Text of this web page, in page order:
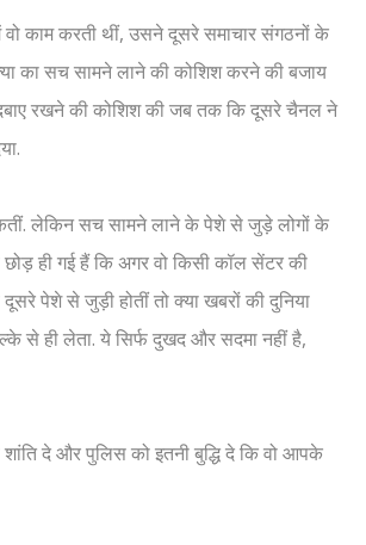
काम करती थीं, उसने दूसरे समाचार संगठनों के
का सच सामने लाने की कोशिश करने की बजाय
रखने की कोशिश की जब तक कि दूसरे चैनल ने
लेकिन सच सामने लाने के पेशे से जुड़े लोगों के
ही गई हैं कि अगर वो किसी कॉल सेंटर की
दूसरे पेशे से जुड़ी होतीं तो क्या खबरों की दुनिया
से ही लेता. ये सिर्फ दुखद और सदमा नहीं है,
दे और पुलिस को इतनी बुद्धि दे कि वो आपके